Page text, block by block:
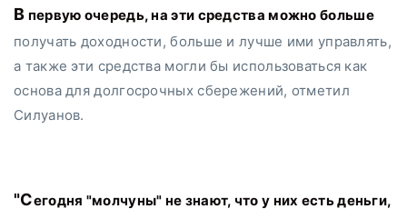
В первую очередь, на эти средства можно больше
получать доходности, больше и лучше ими управлять,
а также эти средства могли бы использоваться как
основа для долгосрочных сбережений, отметил
Силуанов.
"Сегодня "молчуны" не знают, что у них есть деньги,